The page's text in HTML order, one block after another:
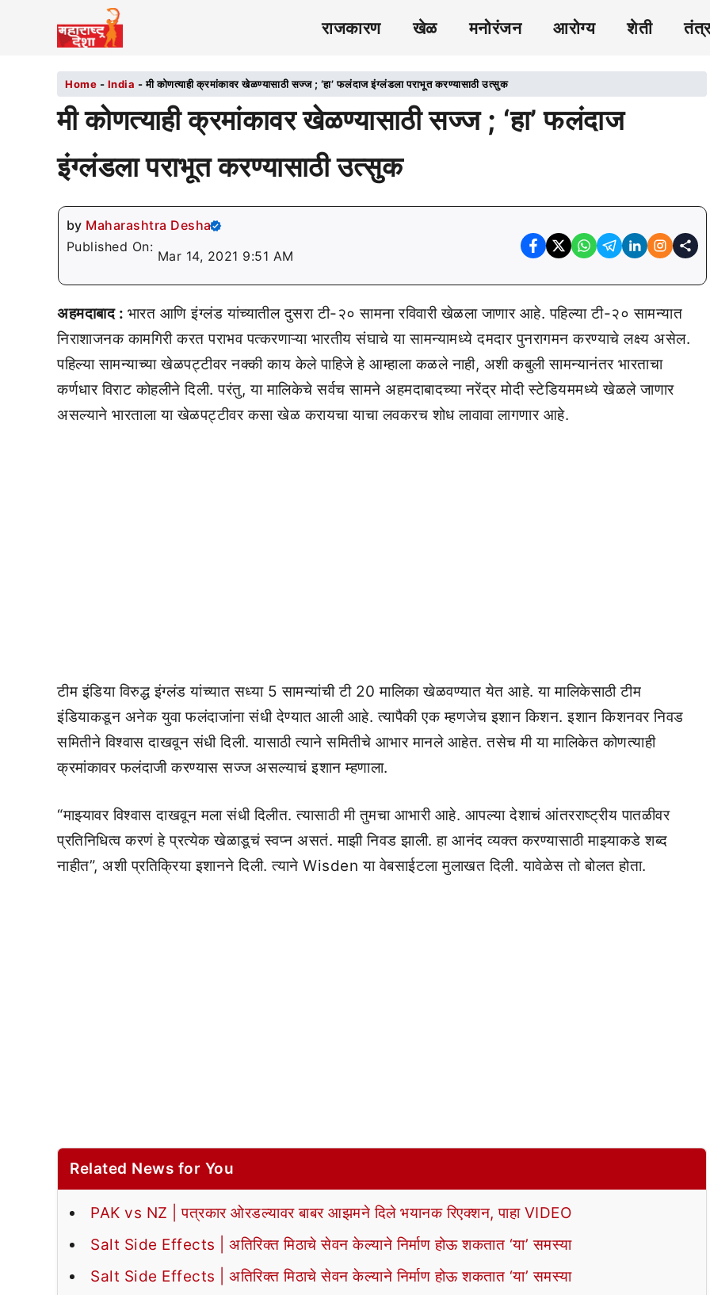
राजकारण खेळ मनोरंजन आरोग्य शेती
Home - India -मी कोणत्याही क्रमांकावर खेळण्यासाठी सज्ज ; ‘हा’ फलंदाज इंग्लंडला पराभूत करण्यासाठी उत्सुक
मी कोणत्याही क्रमांकावर खेळण्यासाठी सज्ज ; ‘हा’ फलंदाज
इंग्लंडला पराभूत करण्यासाठी उत्सुक
by Maharashtra Desha
Published On:
Mar 14, 2021 9:51 AM
अहमदाबाद : भारत आणि इंग्लंड यांच्यातील दुसरा टी-२० सामना रविवारी खेळला जाणार आहे. पहिल्या टी-२० सामन्यात
निराशाजनक कामगिरी करत पराभव पत्करणाऱ्या भारतीय संघाचे या सामन्यामध्ये दमदार पुनरागमन करण्याचे लक्ष्य असेल.
पहिल्या सामन्याच्या खेळपट्टीवर नक्की काय केले पाहिजे हे आम्हाला कळले नाही, अशी कबुली सामन्यानंतर भारताचा
कर्णधार विराट कोहलीने दिली. परंतु, या मालिकेचे सर्वच सामने अहमदाबादच्या नरेंद्र मोदी स्टेडियममध्ये खेळले जाणार
असल्याने भारताला या खेळपट्टीवर कसा खेळ करायचा याचा लवकरच शोध लावावा लागणार आहे.
टीम इंडिया विरुद्ध इंग्लंड यांच्यात सध्या 5 सामन्यांची टी 20 मालिका खेळवण्यात येत आहे. या मालिकेसाठी टीम
इंडियाकडून अनेक युवा फलंदाजांना संधी देण्यात आली आहे. त्यापैकी एक म्हणजेच इशान किशन. इशान किशनवर निवड
समितीने विश्वास दाखवून संधी दिली. यासाठी त्याने समितीचे आभार मानले आहेत. तसेच मी या मालिकेत कोणत्याही
क्रमांकावर फलंदाजी करण्यास सज्ज असल्याचं इशान म्हणाला.
“माझ्यावर विश्वास दाखवून मला संधी दिलीत. त्यासाठी मी तुमचा आभारी आहे. आपल्या देशाचं आंतरराष्ट्रीय पातळीवर
प्रतिनिधित्व करणं हे प्रत्येक खेळाडूचं स्वप्न असतं. माझी निवड झाली. हा आनंद व्यक्त करण्यासाठी माझ्याकडे शब्द
नाहीत”, अशी प्रतिक्रिया इशानने दिली. त्याने Wisden या वेबसाईटला मुलाखत दिली. यावेळेस तो बोलत होता.
Related News for You
PAK vs NZ | पत्रकार ओरडल्यावर बाबर आझमने दिले भयानक रिएक्शन, पाहा VIDEO
Salt Side Effects | अतिरिक्त मिठाचे सेवन केल्याने निर्माण होऊ शकतात ‘या’ समस्या
Salt Side Effects | अतिरिक्त मिठाचे सेवन केल्याने निर्माण होऊ शकतात ‘या’ समस्या